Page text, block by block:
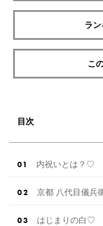
ラ
こ
目次
内祝いとは？♡
京都 八代目儀兵
はじまりの白♡